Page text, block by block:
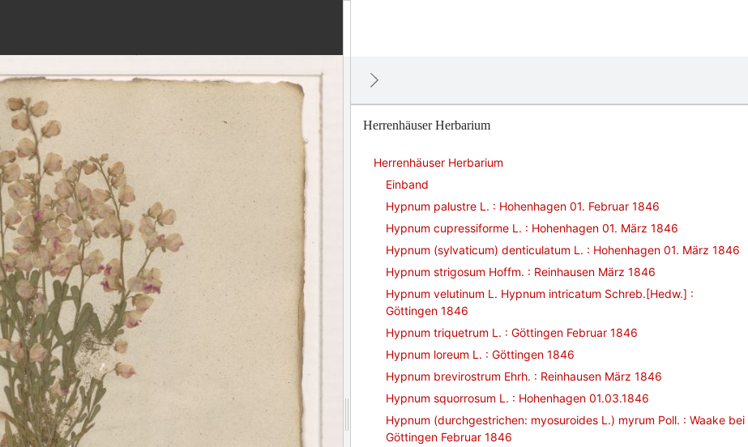
Herrenhäuser Herbarium
Herrenhäuser Herbarium
Einband
Hypnum palustre L. : Hohenhagen 01. Februar 1846
Hypnum cupressiforme L. : Hohenhagen 01. März 1846
Hypnum (sylvaticum) denticulatum L. : Hohenhagen 01. März 1846
Hypnum strigosum Hoffm. : Reinhausen März 1846
Hypnum velutinum L. Hypnum intricatum Schreb.[Hedw.] :
Göttingen 1846
Hypnum triquetrum L. : Göttingen Februar 1846
Hypnum loreum L. : Göttingen 1846
Hypnum brevirostrum Ehrh. : Reinhausen März 1846
Hypnum squorrosum L. : Hohenhagen 01.03.1846
Hypnum (durchgestrichen: myosuroides L.) myrum Poll. : Waake bei
Göttingen Februar 1846